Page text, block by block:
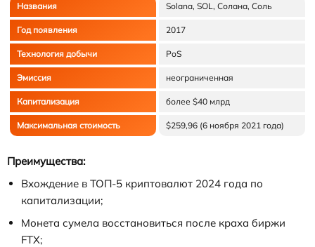
Названия Solana, SOL, Солана, Соль
Год появления 2017
Технология добычи PoS
Эмиссия неограниченная
Капитализация более $40 млрд
Максимальная стоимость $259,96 (6 ноября 2021 года)
Преимущества:
Вхождение в ТОП-5 криптовалют 2024 года по
капитализации;
Монета сумела восстановиться после краха биржи
FTX;